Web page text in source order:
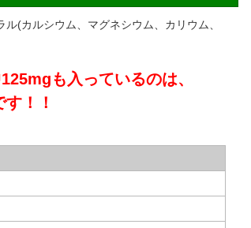
(カルシウム、マグネシウム、カリウム、
も入っているのは、
！！